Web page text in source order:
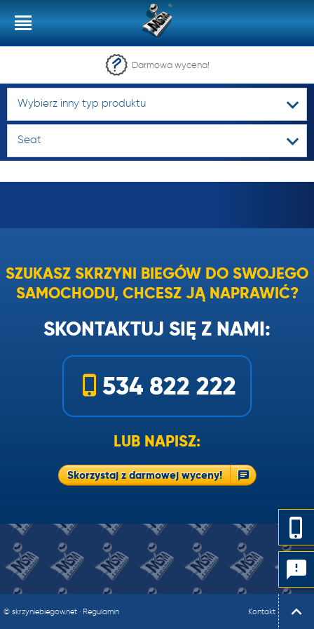
Darmowa wycena!
Wybierz inny typ produktu
Seat
SZUKASZ SKRZYNI BIEGÓW DO SWOJEGO
SAMOCHODU, CHCESZ JĄ NAPRAWIĆ?
SKONTAKTUJ SIĘ Z NAMI:
534 822 222
LUB NAPISZ:
Skorzystaj z darmowej wyceny!
© skrzyniebiegow.net · Regulamin Kontakt